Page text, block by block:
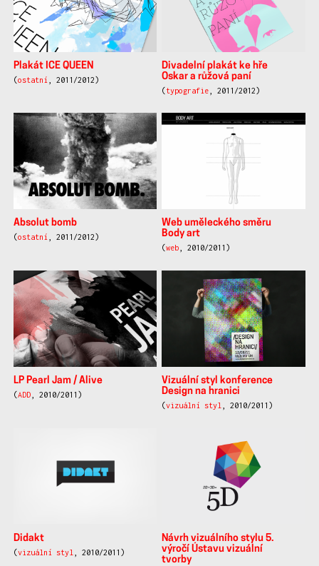
Plakát ICE QUEEN
(ostatní , 2011/2012)
Divadelní plakát ke hře
Oskar a růžová paní
(typografie , 2011/2012)
Absolut bomb
(ostatní, 2011/2012)
Web uměleckého směru
Body art
(web, 2010/2011)
LP Pearl Jam / Alive
(ADD, 2010/2011)
Vizuální styl konference
Design na hranici
(vizuální styl , 2010/2011)
Didakt
(vizuální styl , 2010/2011)
Návrh vizuálního stylu 5.
výročí Ústavu vizuální
tvorby